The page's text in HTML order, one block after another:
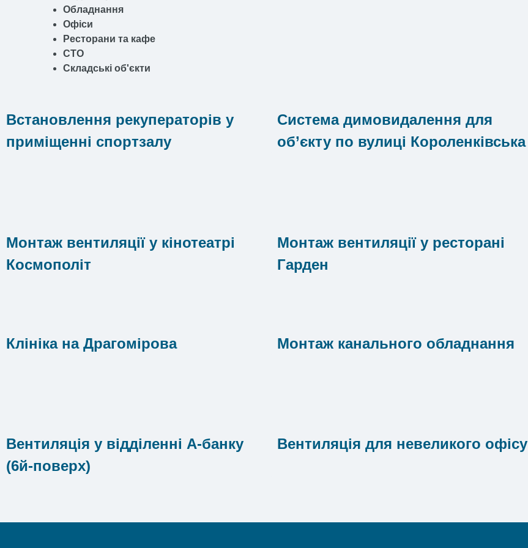
Обладнання
Офіси
Ресторани та кафе
СТО
Складські об'єкти
Встановлення рекуператорів у
приміщенні спортзалу
Система димовидалення для
об’єкту по вулиці Короленківська
Монтаж вентиляції у кінотеатрі
Космополіт
Монтаж вентиляції у ресторані
Гарден
Клініка на Драгомірова Монтаж канального обладнання
Вентиляція у відділенні А-банку
(6й-поверх)
Вентиляція для невеликого офісу